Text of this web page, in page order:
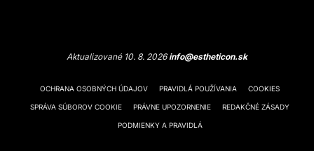
Aktualizované 10. 8. 2026info@estheticon.sk
OCHRANA OSOBNÝCH ÚDAJOV PRAVIDLÁ POUŽÍVANIA COOKIES
SPRÁVA SÚBOROV COOKIE PRÁVNE UPOZORNENIE REDAKČNÉ ZÁSADY
PODMIENKY A PRAVIDLÁ